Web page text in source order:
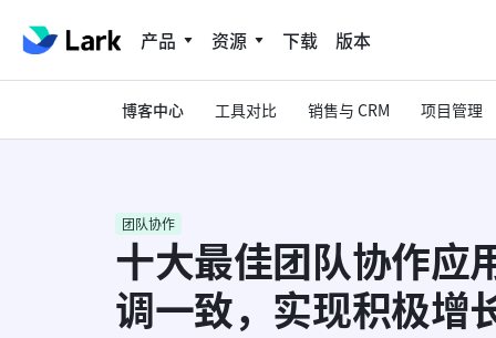
产品 资源 下载 版本
博客中心 工具对比 销售与 CRM 项目管理
团队协作
十大最佳团队协作应
调一致，实现积极增